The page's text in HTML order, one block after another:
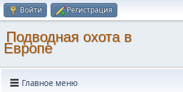
Войти Регистрация
Подводная охота в
Европе
Главное меню